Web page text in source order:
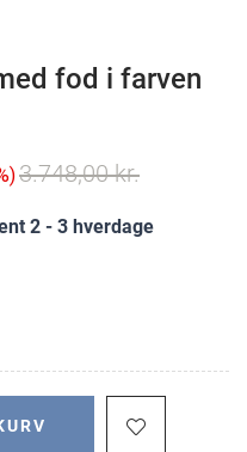
fod i farven
3.748,00 kr.
2 - 3 hverdage